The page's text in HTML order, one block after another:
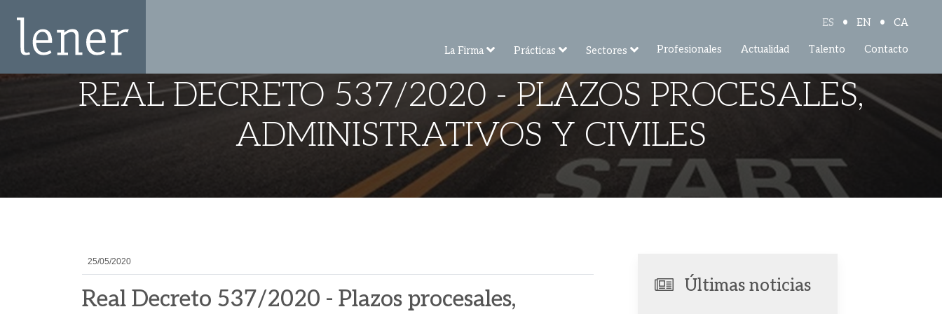
ES • EN • CA
La Firma Prácticas Sectores Profesionales Actualidad Talento Contacto
REAL DECRETO 537/2020 - PLAZOS PROCESALES,
ADMINISTRATIVOS Y CIVILES
25/05/2020
Real Decreto 537/2020 - Plazos procesales,
Últimas noticias